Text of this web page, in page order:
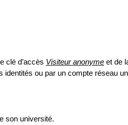
clé d’accès Visiteur anonyme et de
identités ou par un compte réseau
son université.